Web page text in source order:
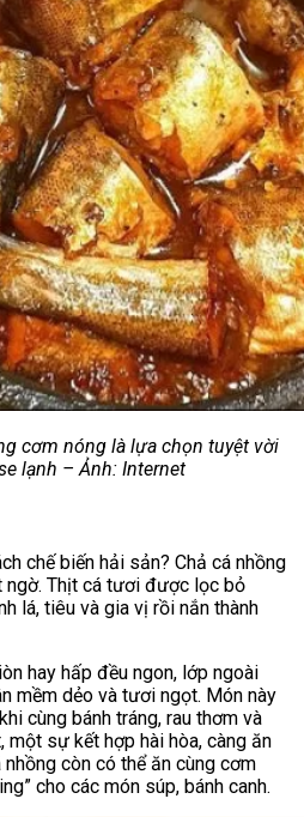
cơm nóng là lựa chọn tuyệt vời
lạnh – Ảnh: Internet
chế biến hải sản? Chả cá nhồng
ngờ. Thịt cá tươi được lọc bỏ
lá, tiêu và gia vị rồi nắn thành
hay hấp đều ngon, lớp ngoài
mềm dẻo và tươi ngọt. Món này
cùng bánh tráng, rau thơm và
một sự kết hợp hài hòa, càng ăn
còn có thể ăn cùng cơm
cho các món súp, bánh canh.